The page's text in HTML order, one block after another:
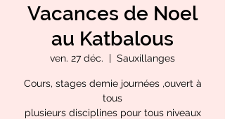
Vacances de Noel
au Katbalous
ven. 27 déc.
  |
Sauxillanges
Cours, stages demie journées ,ouvert à
tous
plusieurs disciplines pour tous niveaux